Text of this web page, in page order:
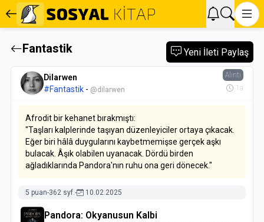
Fantastik Yeni İleti Paylaş
Dilarwen
#Fantastik - @dilarwen
Alıntı
1a
Afrodit bir kehanet bırakmıştı:
"Taşları kalplerinde taşıyan düzenleyiciler ortaya çıkacak.
Eğer biri hâlâ duygularını kaybetmemişse gerçek aşkı
bulacak. Âşık olabilen uyanacak. Dördü birden
ağladıklarında Pandora'nın ruhu ona geri dönecek."
5 puan-362 syf.- 10.02.2025
Pandora: Okyanusun Kalbi